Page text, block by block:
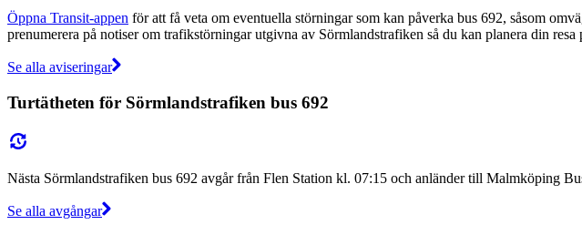
Öppna Transit-appen för att få veta om eventuella störningar som kan påverka bus 692, såsom
prenumerera på notiser om trafikstörningar utgivna av Sörmlandstrafiken så du kan planera din resa
Se alla aviseringar
Turtätheten för Sörmlandstrafiken bus 692
Nästa Sörmlandstrafiken bus 692 avgår från Flen Station kl. 07:15 och anländer till Malmköping
Se alla avgångar